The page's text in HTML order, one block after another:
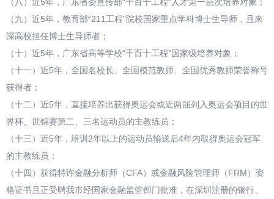
（九）近5年，教育部“211工程”院校国家重点学科博士生导师，且来
深高校担任博士生导师者；
（十）近5年，广东省高等学校“千百十工程”国家级培养对象；
（十一）近5年，全国名校长、全国模范教师、全国优秀教师荣誉称号
获得者；
（十二）近5年，直接培养出获得奥运会或近两届列入奥运会项目的世
界杯、世锦赛第二、三名运动员的主教练员；
（十三）近5年，培训2年以上的运动员输送后4年内取得奥运会冠军
的主教练员；
（十四）获得特许金融分析师（CFA）或金融风险管理师（FRM）资
格证书且正受聘我市经国家金融监管部门批准，在深圳注册的银行、